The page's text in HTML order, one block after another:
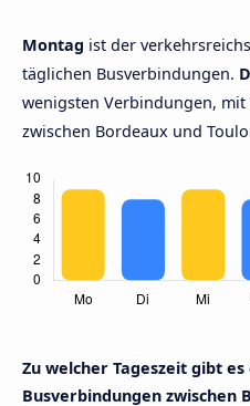
Montag ist der
täglichen Busverbindungen.
wenigsten Verbindungen,
zwischen Bordeaux und
Zu welcher Tageszeit gibt
Busverbindungen zwischen